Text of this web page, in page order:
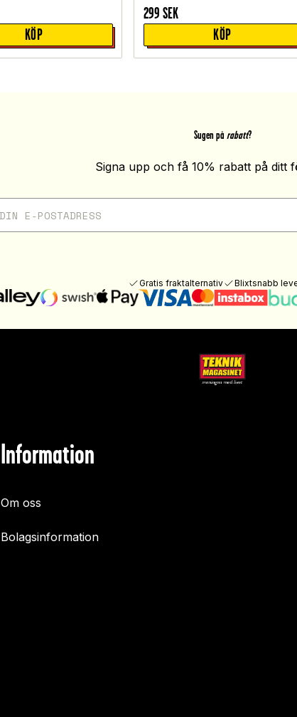
KÖP
299 SEK
KÖP
Sugen på rabatt?
Signa upp och få 10% rabatt på ditt
Gratis fraktalternativ Blixtsnabb
Information
Om oss
Bolagsinformation